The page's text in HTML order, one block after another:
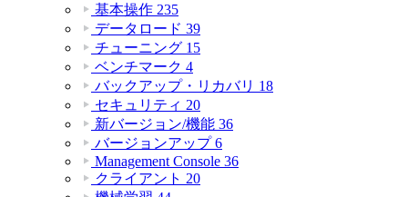
基本操作 235
データロード 39
チューニング 15
ベンチマーク 4
バックアップ・リカバリ 18
セキュリティ 20
新バージョン/機能 36
バージョンアップ 6
Management Console 36
クライアント 20